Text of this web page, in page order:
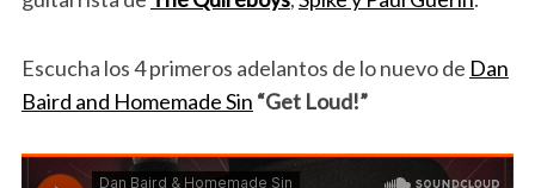
Escucha los 4 primeros adelantos de lo nuevo de Dan
Baird and Homemade Sin “Get Loud!”